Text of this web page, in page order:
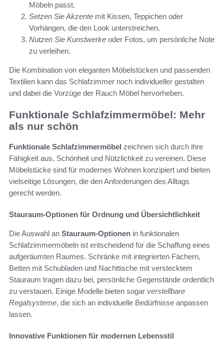
Möbeln passt.
Setzen Sie Akzente mit Kissen, Teppichen oder
Vorhängen, die den Look unterstreichen.
Nutzen Sie Kunstwerke oder Fotos, um persönliche Note
zu verleihen.
Die Kombination von eleganten Möbelstücken und passenden
Textilien kann das Schlafzimmer noch individueller gestalten
und dabei die Vorzüge der Rauch Möbel hervorheben.
Funktionale Schlafzimmermöbel: Mehr
als nur schön
Funktionale Schlafzimmermöbel zeichnen sich durch ihre
Fähigkeit aus, Schönheit und Nützlichkeit zu vereinen. Diese
Möbelstücke sind für modernes Wohnen konzipiert und bieten
vielseitige Lösungen, die den Anforderungen des Alltags
gerecht werden.
Stauraum-Optionen für Ordnung und Übersichtlichkeit
Die Auswahl an Stauraum-Optionen in funktionalen
Schlafzimmermöbeln ist entscheidend für die Schaffung eines
aufgeräumten Raumes. Schränke mit integrierten Fächern,
Betten mit Schubladen und Nachttische mit verstecktem
Stauraum tragen dazu bei, persönliche Gegenstände ordentlich
zu verstauen. Einige Modelle bieten sogar verstellbare
Regalsysteme, die sich an individuelle Bedürfnisse anpassen
lassen.
Innovative Funktionen für modernen Lebensstil